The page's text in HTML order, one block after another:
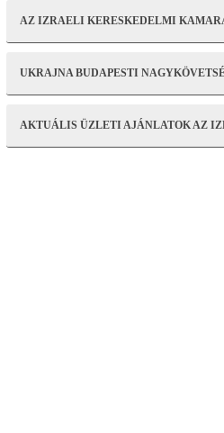
AZ IZRAELI KERESKEDELMI
UKRAJNA BUDAPESTI
AKTUÁLIS ÜZLETI AJÁNLATOK AZ